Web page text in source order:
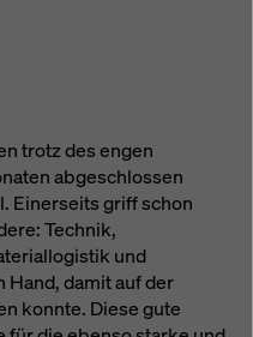
trotz des engen
abgeschlossen
Einerseits griff schon
Technik,
und
damit auf der
konnte. Diese gute